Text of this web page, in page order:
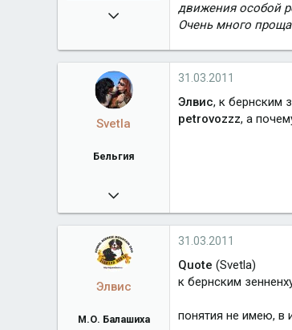
16.02.2008
Город
движения особой
Очень много
Svetla
Бельгия
07.07.2008
22 871
Город
Бельгия
31.03.2011
Элвис, к бернским
petrovozzz, а
Элвис
М.О. Балашиха
31.03.2011
Quote (Svetla)
к бернским
понятия не имею, в